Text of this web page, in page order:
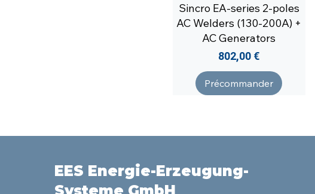
Sincro EA-series 2-poles
AC Welders (130-200A) +
AC Generators
Prix
802,00 €
Précommander
EES Energie-Erzeugung-